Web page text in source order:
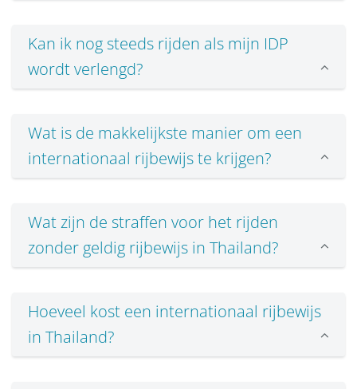
Kan ik nog steeds rijden als mijn IDP
wordt verlengd?
Wat is de makkelijkste manier om een
internationaal rijbewijs te krijgen?
Wat zijn de straffen voor het rijden
zonder geldig rijbewijs in Thailand?
Hoeveel kost een internationaal rijbewijs
in Thailand?